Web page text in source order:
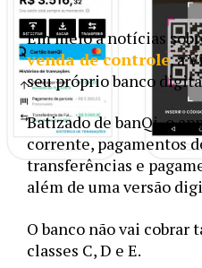
Em meio a notícias
venda de controle, a
seu próprio banco
Batizado de banQi, o
corrente, pagamentos
transferências e
além de uma versão
O banco não vai cobrar
classes C, D e E.